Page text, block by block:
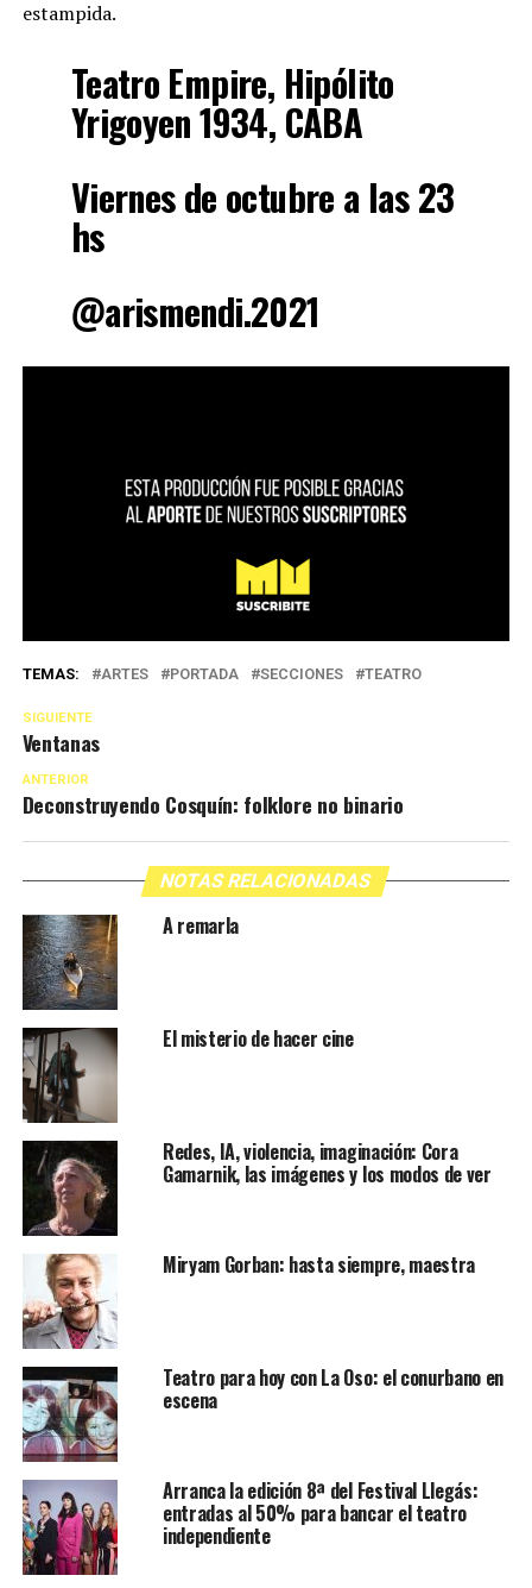
estampida.
Teatro Empire, Hipólito
Yrigoyen 1934, CABA
Viernes de octubre a las 23
hs
@arismendi.2021
TEMAS: ARTES PORTADA SECCIONES TEATRO
SIGUIENTE
Ventanas
ANTERIOR
Deconstruyendo Cosquín: folklore no binario
NOTAS RELACIONADAS
A remarla
El misterio de hacer cine
Redes, IA, violencia, imaginación: Cora
Gamarnik, las imágenes y los modos de ver
Miryam Gorban: hasta siempre, maestra
Teatro para hoy con La Oso: el conurbano en
escena
Arranca la edición 8ª del Festival Llegás:
entradas al 50% para bancar el teatro
independiente